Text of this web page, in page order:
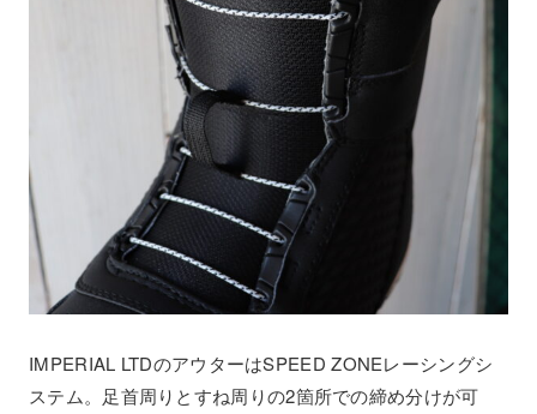
IMPERIAL LTDのアウターはSPEED ZONEレーシングシ
ステム。足首周りとすね周りの2箇所での締め分けが可